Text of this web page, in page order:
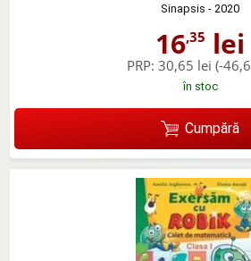
Sinapsis - 2020
16,35 lei
PRP: 30,65 lei (-
în stoc
Cumpără